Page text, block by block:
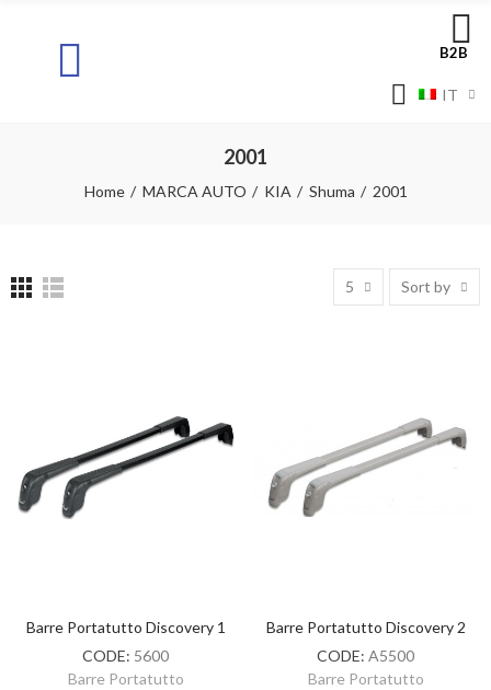
B2B
IT
2001
Home MARCA AUTO KIA Shuma 2001
5 Sort by
Barre Portatutto Discovery 1
CODE: 5600
Barre Portatutto
Barre Portatutto Discovery 2
CODE: A5500
Barre Portatutto